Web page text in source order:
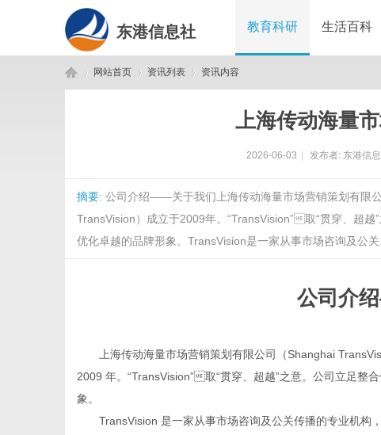
东港信息社 教育科研 生活百科
网站首页 资讯列表 资讯内容
上海传动海量
2026-06-03 发布者: 东港信
摘要: 公司介绍——关于我们上海传动海量市场营销策划有限
TransVision）成立于2009年。“TransVision”取“贯穿、超
优化卓越的品牌形象。TransVision是一家从事市场咨询及公关
公司介绍
上海传动海量市场营销策划有限公司（Shanghai
2009 年。“TransVision”
取“贯穿、超越”之意。公司立足整
象。
TransVision 是一家从事市场咨询及公关传播的专业机构